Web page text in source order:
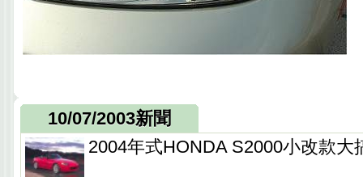
10/07/2003新聞
2004年式HONDA S2000小改款大